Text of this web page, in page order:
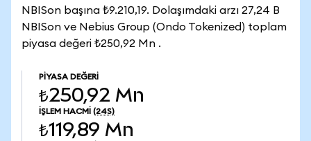
NBISon başına ₺9.210,19. Dolaşımdaki arzı 27,24 B
NBISon ve Nebius Group (Ondo Tokenized) toplam
piyasa değeri ₺250,92 Mn .
PIYASA DEĞERI
₺250,92 Mn
İŞLEM HACMI (24S)
₺119,89 Mn